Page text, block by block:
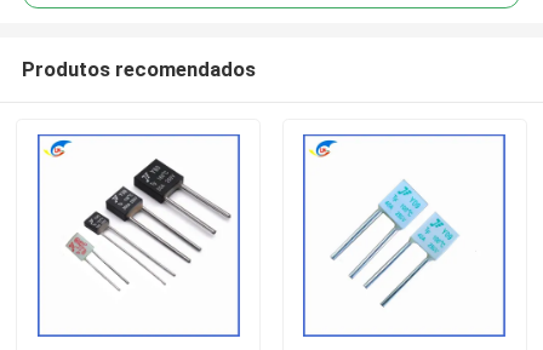
Produtos recomendados